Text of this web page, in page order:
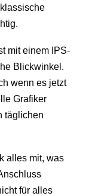
mit einem IPS-
Blickwinkel.
wenn es jetzt
Grafiker
täglichen
alles mit, was
für alles